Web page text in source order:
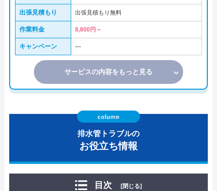
出張見積もり 出張見積もり無料
作業料金 8,800円～
キャンペーン ―
サービスの内容をもっと見る
排水管トラブルの
お役立ち情報
目次 [閉じる]